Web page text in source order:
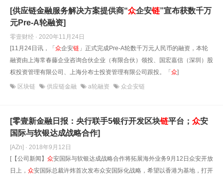
[供应链金融服务解决方案提供商“众企安链”宣布获数千万
元Pre-A轮融资]
零壹财经 · 2020年11月24日
[11月24日讯，「众企安链 」正式完成Pre-A轮数千万元人民币的融资，本轮
融资由上海常春藤企业咨询合伙企业（有限合伙）领投、国宏嘉信（深圳）股
权投资管理有限公司、上海分布士投资管理有限公司跟投。「众]
区块链 供应链金融 a轮融资 众企安链
[零壹新金融日报：央行联手5银行开发区块链平台； 众安
国际与软银达成战略合作]
[AZn] · 2018年9月12日
[【公司新闻】 众安国际与软银达成战略合作将拓展海外业务9月12日众安开放
日上， 众安国际总裁许炜首次发布众安国际化战略，希望以香港为基地，打开